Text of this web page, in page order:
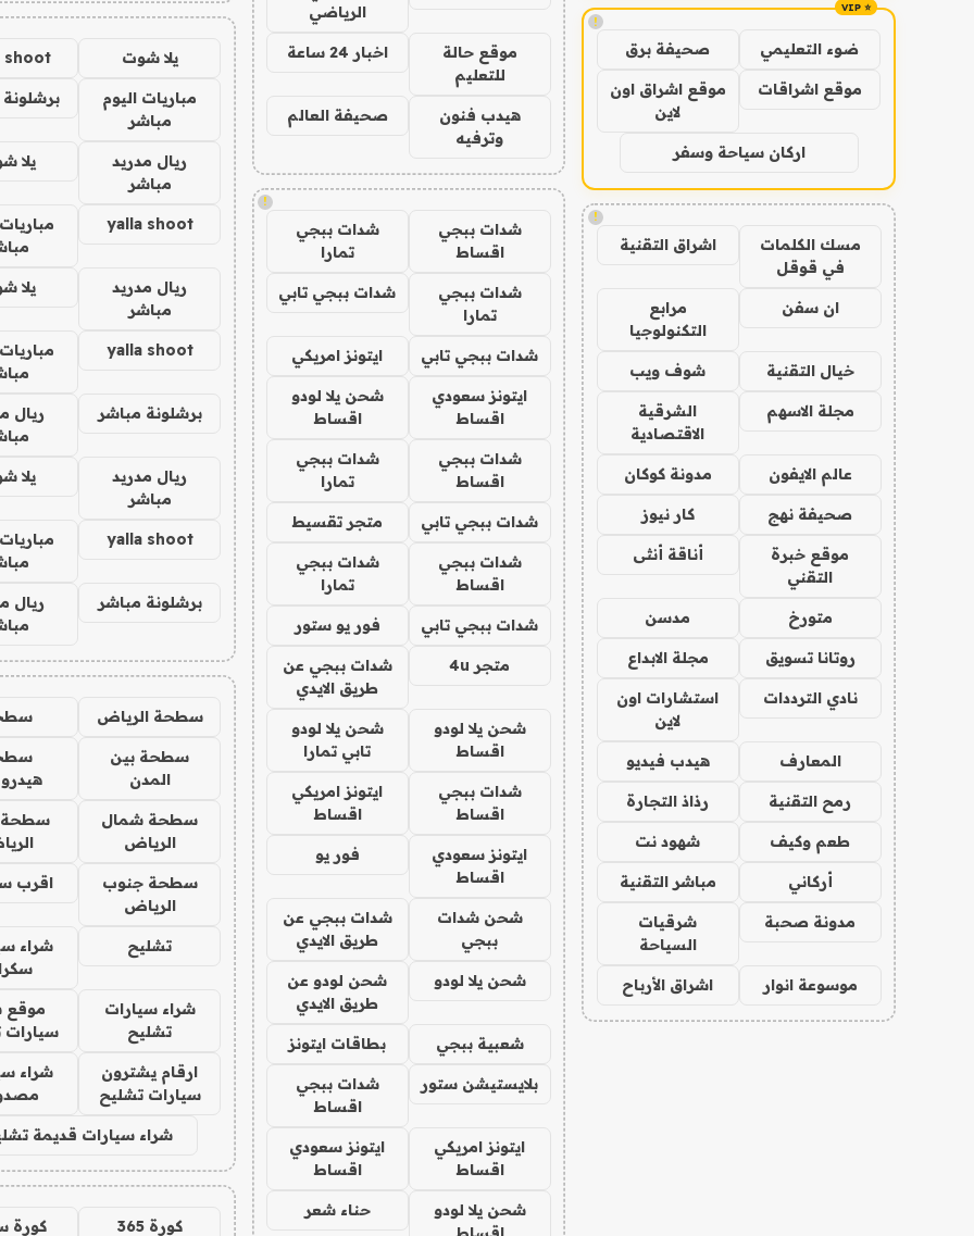
!
ضوء التعليمي صحيفة برق
موقع اشراقات
موقع اشراق اون
لاين
اركان سياحة وسفر
!
مسك الكلمات
في قوقل
اشراق التقنية
ان سفن
مرابع
التكنولوجيا
خيال التقنية شوف ويب
مجلة الاسهم
الشرقية
الاقتصادية
عالم الايفون مدونة كوكان
صحيفة نهج كار نيوز
موقع خبرة
التقني
أناقة أنثى
متورخ مدسن
روتانا تسويق مجلة الابداع
نادي الترددات
استشارات اون
لاين
المعارف هيدب فيديو
رمح التقنية رذاذ التجارة
طعم وكيف شهود نت
أركاني مباشر التقنية
مدونة صحبة
شرقيات
السياحة
موسوعة انوار اشراق الأرباح
الرياضي
موقع حالة
للتعليم
اخبار 24 ساعة
هيدب فنون
وترفيه
صحيفة العالم
!
شدات ببجي
اقساط
شدات ببجي
تمارا
شدات ببجي
تمارا
شدات ببجي تابي
شدات ببجي تابي ايتونز امريكي
ايتونز سعودي
اقساط
شحن يلا لودو
اقساط
شدات ببجي
اقساط
شدات ببجي
تمارا
شدات ببجي تابي متجر تقسيط
شدات ببجي
اقساط
شدات ببجي
تمارا
شدات ببجي تابي فور يو ستور
متجر 4u
شدات ببجي عن
طريق الايدي
شحن يلا لودو
اقساط
شحن يلا لودو
تابي تمارا
شدات ببجي
اقساط
ايتونز امريكي
اقساط
ايتونز سعودي
اقساط
فور يو
شحن شدات
ببجي
شدات ببجي عن
طريق الايدي
شحن يلا لودو
شحن لودو عن
طريق الايدي
شعبية ببجي بطاقات ايتونز
بلايستيشن ستور
شدات ببجي
اقساط
ايتونز امريكي
اقساط
ايتونز سعودي
اقساط
شحن يلا لودو
حناء شعر
يلا شوت shoot
مباريات اليوم
مباشر
ريال مدريد
مباشر
يلا
yalla shoot
ريال مدريد
مباشر
يلا
yalla shoot
برشلونة مباشر
ريال
ريال مدريد
مباشر
يلا
yalla shoot
برشلونة مباشر
ريال
سطحة الرياض
سطحة بين
المدن
سطحة شمال
الرياض
سطحة
سطحة جنوب
الرياض
اقرب
تشليح
شراء
شراء سيارات
تشليح
موقع
سيارات
ارقام يشترون
سيارات تشليح
شراء
شراء سيارات قديمة
كورة 365 كورة